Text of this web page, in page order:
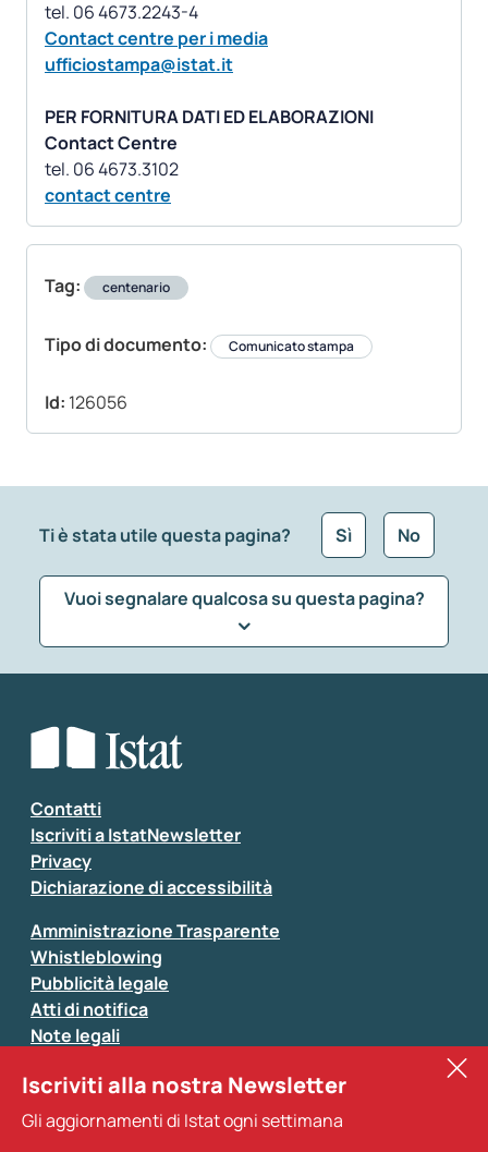
Contact centre per i media
ufficiostampa@istat.it
PER FORNITURA DATI ED ELABORAZIONI
Contact Centre
contact centre
Tag: centenario
Tipo di documento: Comunicato stampa
Id: 126056
Ti è stata utile questa pagina? Sì No
Vuoi segnalare qualcosa su questa pagina?
Seleziona la tipologia della segnalazione
Inserisci il tuo commento
Si prega di non fornire dati di natura personale (ad
Contatti
Iscriviti a IstatNewsletter
Privacy
Dichiarazione di accessibilità
Amministrazione Trasparente
Whistleblowing
Pubblicità legale
Atti di notifica
Note legali
Sistan
Altri servizi
Iscriviti alla nostra Newsletter
Gli aggiornamenti di Istat ogni settimana